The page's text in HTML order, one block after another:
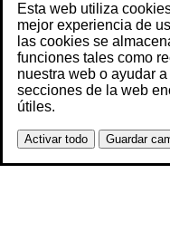
Esta web utiliza
mejor experiencia de
las cookies se
funciones tales como
nuestra web o ayudar
secciones de la web
útiles.
Activar todo Guardar